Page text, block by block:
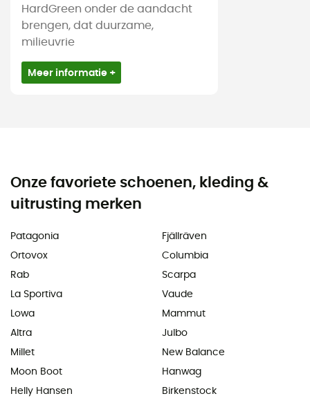
HardGreen onder de aandacht
brengen, dat duurzame,
milieuvrie
Meer informatie +
Onze favoriete schoenen, kleding &
uitrusting merken
Patagonia
Ortovox
Rab
La Sportiva
Lowa
Altra
Millet
Moon Boot
Helly Hansen
Fjällräven
Columbia
Scarpa
Vaude
Mammut
Julbo
New Balance
Hanwag
Birkenstock